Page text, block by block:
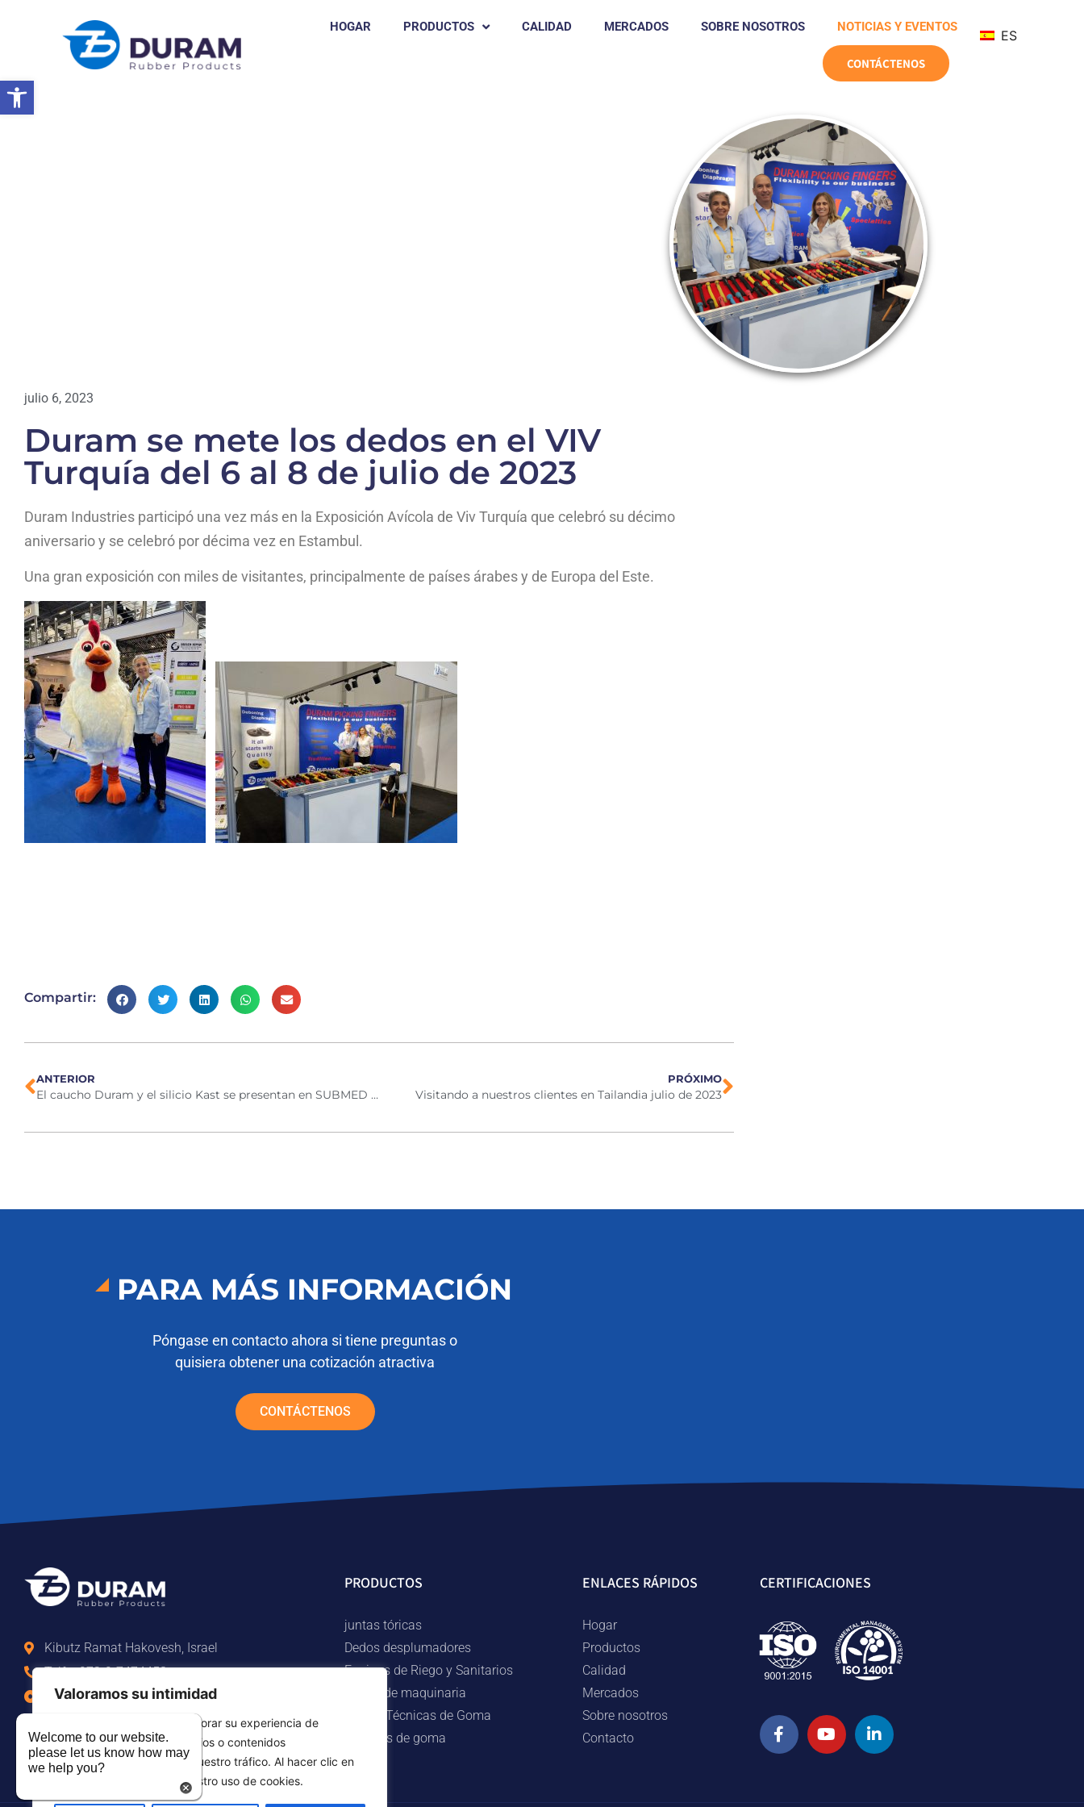
Abrir barra de herramientas
Valoramos su intimidad
Utilizamos cookies para mejorar su experiencia de
navegación, publicar anuncios o contenidos
personalizados y analizar nuestro tráfico. Al hacer clic en
"Aceptar todo", acepta nuestro uso de cookies.
HOGAR PRODUCTOS CALIDAD MERCADOS SOBRE NOSOTROS NOTICIAS Y EVENTOS
CONTÁCTENOS
ES
julio 6, 2023
Duram se mete los dedos en el VIV
Turquía del 6 al 8 de julio de 2023
Duram Industries participó una vez más en la Exposición Avícola de Viv Turquía que celebró su décimo
aniversario y se celebró por décima vez en Estambul.
Una gran exposición con miles de visitantes, principalmente de países árabes y de Europa del Este.
Compartir:
ANTERIOR
El caucho Duram y el silicio Kast se presentan en SUBMED 2023
PRÓXIMO
Visitando a nuestros clientes en Tailandia julio de 2023
PARA MÁS INFORMACIÓN
Póngase en contacto ahora si tiene preguntas o
quisiera obtener una cotización atractiva
CONTÁCTENOS
Kibutz Ramat Hakovesh, Israel
Telf. +972-9-7474458
Fax +972-9-7474479
PRODUCTOS
juntas tóricas
Dedos desplumadores
Equipos de Riego y Sanitarios
Partes de maquinaria
Piezas Técnicas de Goma
Eslingas de goma
ENLACES RÁPIDOS
Hogar
Productos
Calidad
Mercados
Sobre nosotros
Contacto
CERTIFICACIONES
Welcome to our website.
please let us know how may
we help you?